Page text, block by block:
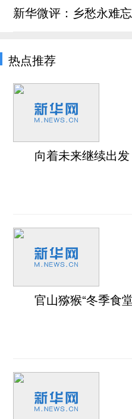
新华微评：乡愁永难
热点推荐
向着未来继续出
官山猕猴“冬季食